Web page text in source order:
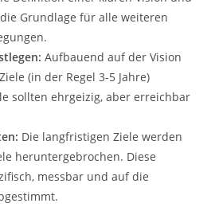
Grundlage für alle weiteren
Aufbauend auf der Vision
(in der Regel 3-5 Jahre)
sollten ehrgeizig, aber erreichbar
Die langfristigen Ziele werden
heruntergebrochen. Diese
messbar und auf die